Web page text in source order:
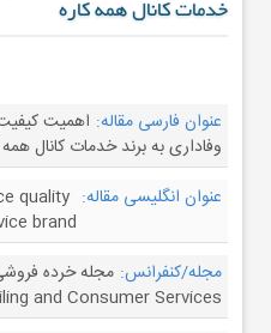
خدمات کانال همه‌ کاره
عنوان فارسی مقاله: اهمیت
وفاداری به برند خدمات کانال همه‌
عنوان انگلیسی مقاله: quality
brand
مجله/کنفرانس: مجله خرده
and Consumer Services